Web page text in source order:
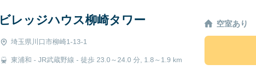
ビレッジハウス柳崎タワー
埼玉県川口市柳崎1-13-1
東浦和 - JR武蔵野線 - 徒歩 23.0～24.0 分, 1.8～1.9 km
空室あり